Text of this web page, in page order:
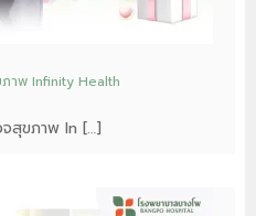
าพ Infinity Health
จสุขภาพ In […]